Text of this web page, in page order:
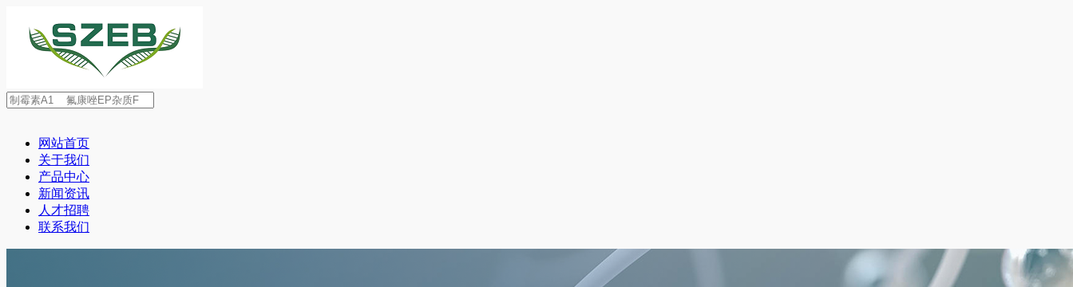
网站首页
关于我们
产品中心
新闻资讯
人才招聘
联系我们